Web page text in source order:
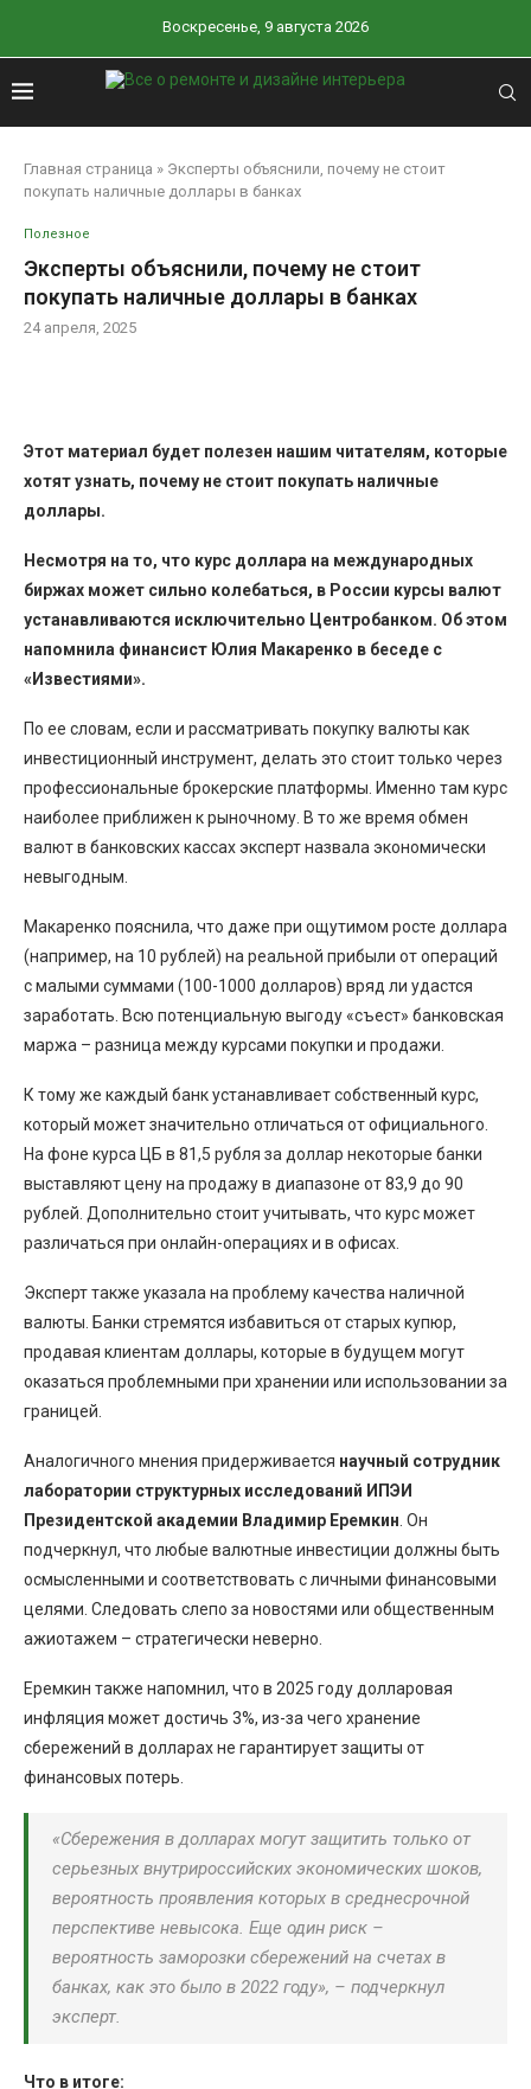
Воскресенье, 9 августа 2026
Главная страница » Эксперты объяснили, почему не стоит
покупать наличные доллары в банках
Полезное
Эксперты объяснили, почему не стоит
покупать наличные доллары в банках
24 апреля, 2025
Этот материал будет полезен нашим читателям, которые
хотят узнать, почему не стоит покупать наличные
доллары.
Несмотря на то, что курс доллара на международных
биржах может сильно колебаться, в России курсы валют
устанавливаются исключительно Центробанком. Об этом
напомнила финансист Юлия Макаренко в беседе с
«Известиями».
По ее словам, если и рассматривать покупку валюты как
инвестиционный инструмент, делать это стоит только через
профессиональные брокерские платформы. Именно там курс
наиболее приближен к рыночному. В то же время обмен
валют в банковских кассах эксперт назвала экономически
невыгодным.
Макаренко пояснила, что даже при ощутимом росте доллара
(например, на 10 рублей) на реальной прибыли от операций
с малыми суммами (100-1000 долларов) вряд ли удастся
заработать. Всю потенциальную выгоду «съест» банковская
маржа – разница между курсами покупки и продажи.
К тому же каждый банк устанавливает собственный курс,
который может значительно отличаться от официального.
На фоне курса ЦБ в 81,5 рубля за доллар некоторые банки
выставляют цену на продажу в диапазоне от 83,9 до 90
рублей. Дополнительно стоит учитывать, что курс может
различаться при онлайн-операциях и в офисах.
Эксперт также указала на проблему качества наличной
валюты. Банки стремятся избавиться от старых купюр,
продавая клиентам доллары, которые в будущем могут
оказаться проблемными при хранении или использовании за
границей.
Аналогичного мнения придерживается научный сотрудник
лаборатории структурных исследований ИПЭИ
Президентской академии Владимир Еремкин . Он
подчеркнул, что любые валютные инвестиции должны быть
осмысленными и соответствовать с личными финансовыми
целями. Следовать слепо за новостями или общественным
ажиотажем – стратегически неверно.
Еремкин также напомнил, что в 2025 году долларовая
инфляция может достичь 3%, из-за чего хранение
сбережений в долларах не гарантирует защиты от
финансовых потерь.
«Сбережения в долларах могут защитить только от
серьезных внутрироссийских экономических шоков,
вероятность проявления которых в среднесрочной
перспективе невысока. Еще один риск –
вероятность заморозки сбережений на счетах в
банках, как это было в 2022 году», – подчеркнул
эксперт.
Что в итоге: